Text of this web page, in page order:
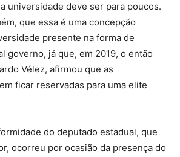
universidade deve ser para poucos.
que essa é uma concepção
presente na forma de
governo, já que, em 2019, o então
Vélez, afirmou que as
ficar reservadas para uma elite
do deputado estadual, que
ocorreu por ocasião da presença do